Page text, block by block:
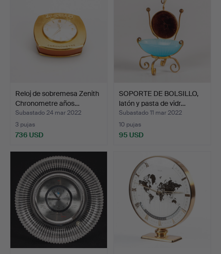
Reloj de sobremesa Zenith
Chronometre años…
Subastado 24 mar 2022
3 pujas
736 USD
SOPORTE DE BOLSILLO,
latón y pasta de vidr…
Subastado 11 mar 2022
10 pujas
95 USD